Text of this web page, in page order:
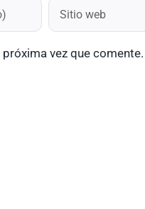
vez que comente.